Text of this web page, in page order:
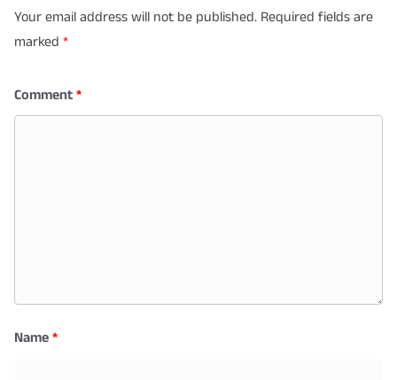
Your email address will not be published. Required fields are
marked *
Comment*
Name*